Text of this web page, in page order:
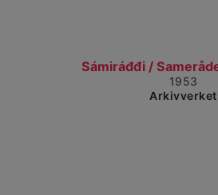
1953
Arkivverket